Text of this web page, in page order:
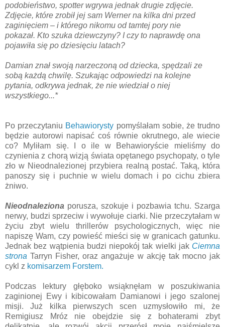
podobieństwo, spotter wgrywa jednak drugie zdjęcie.
Zdjęcie, które zrobił jej sam Werner na kilka dni przed
zaginięciem – i którego nikomu od tamtej pory nie
pokazał. Kto szuka dziewczyny? I czy to naprawdę ona
pojawiła się po dziesięciu latach?
Damian znał swoją narzeczoną od dziecka, spędzali ze
sobą każdą chwilę. Szukając odpowiedzi na kolejne
pytania, odkrywa jednak, że nie wiedział o niej
wszystkiego...*
Po przeczytaniu Behawiorysty pomyślałam sobie, że trudno
będzie autorowi napisać coś równie okrutnego, ale wiecie
co? Myliłam się. I o ile w Behawioryście mieliśmy do
czynienia z chorą wizją świata opętanego psychopaty, o tyle
zło w Nieodnalezionej przybiera realną postać. Taką, która
panoszy się i puchnie w wielu domach i po cichu zbiera
żniwo.
Nieodnaleziona porusza, szokuje i pozbawia tchu. Szarga
nerwy, budzi sprzeciw i wywołuje ciarki. Nie przeczytałam w
życiu zbyt wielu thrillerów psychologicznych, więc nie
napiszę Wam, czy powieść mieści się w granicach gatunku.
Jednak bez wątpienia budzi niepokój tak wielki jak Ciemna
strona Tarryn Fisher, oraz angażuje w akcję tak mocno jak
cykl z komisarzem Forstem.
Podczas lektury głęboko wsiąknęłam w poszukiwania
zaginionej Ewy i kibicowałam Damianowi i jego szalonej
misji. Już kilka pierwszych scen uzmysłowiło mi, że
Remigiusz Mróz nie obejdzie się z bohaterami zbyt